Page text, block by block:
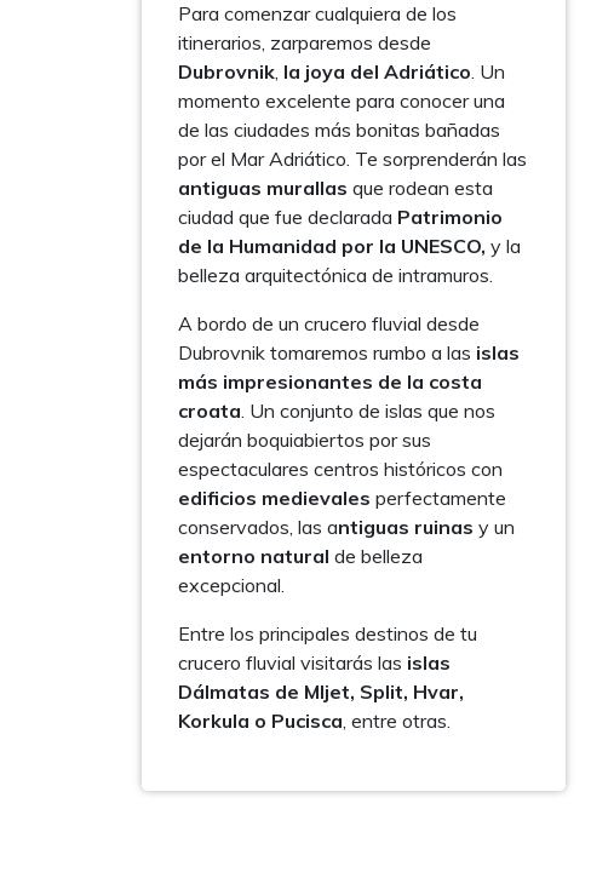
Para comenzar cualquiera de los
itinerarios, zarparemos desde
Dubrovnik, la joya del Adriático. Un
momento excelente para conocer una
de las ciudades más bonitas bañadas
por el Mar Adriático. Te sorprenderán las
antiguas murallas que rodean esta
ciudad que fue declarada Patrimonio
de la Humanidad por la UNESCO, y la
belleza arquitectónica de intramuros.
A bordo de un crucero fluvial desde
Dubrovnik tomaremos rumbo a las islas
más impresionantes de la costa
croata. Un conjunto de islas que nos
dejarán boquiabiertos por sus
espectaculares centros históricos con
edificios medievales perfectamente
conservados, las antiguas ruinas y un
entorno natural de belleza
excepcional.
Entre los principales destinos de tu
crucero fluvial visitarás las islas
Dálmatas de Mljet, Split, Hvar,
Korkula o Pucisca, entre otras.